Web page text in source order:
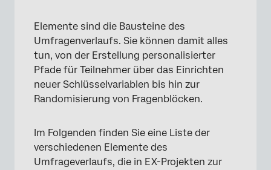
Elemente sind die Bausteine des
Umfragenverlaufs. Sie können damit alles
tun, von der Erstellung personalisierter
Pfade für Teilnehmer über das Einrichten
neuer Schlüsselvariablen bis hin zur
Randomisierung von Fragenblöcken.
Im Folgenden finden Sie eine Liste der
verschiedenen Elemente des
Umfrageverlaufs, die in EX-Projekten zur